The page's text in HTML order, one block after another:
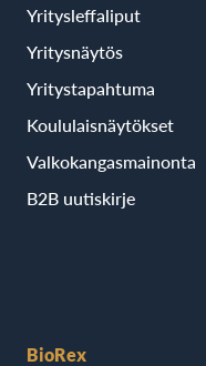
Yritysleffaliput
Yritysnäytös
Yritystapahtuma
Koululaisnäytökset
Valkokangasmainonta
B2B uutiskirje
BioRex